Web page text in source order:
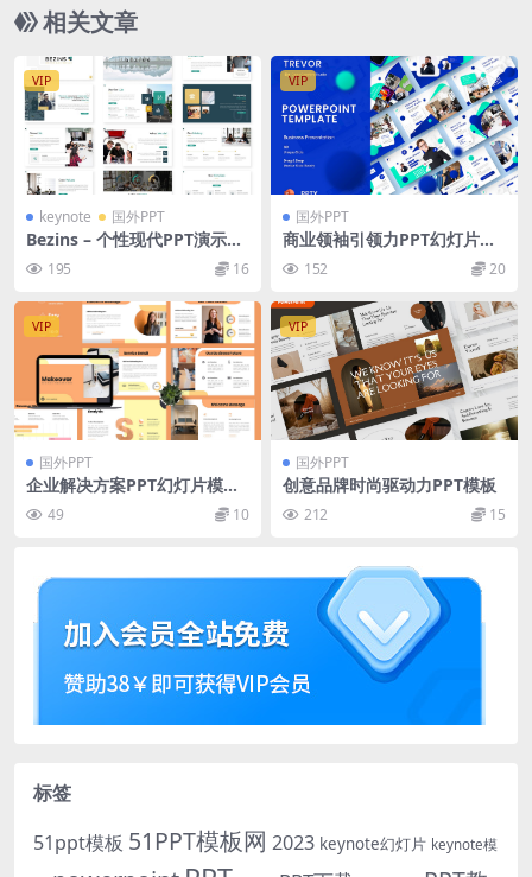
相关文章
VIP
keynote 国外PPT
Bezins – 个性现代PPT演示模
板 195 16
VIP
国外PPT
商业领袖引领力PPT幻灯片模
板下载 Trevor – Business Po
werPoint Template
152 20
VIP
国外PPT
企业解决方案PPT幻灯片模板
Makeover Powerpoint Pres
entation
49 10
VIP
国外PPT
创意品牌时尚驱动力PPT模板
212 15
标签
51ppt模板 51PPT模板网 2023 keynote幻灯片 keynote模